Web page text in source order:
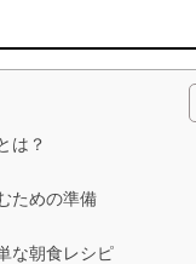
は？
ための準備
な朝食レシピ